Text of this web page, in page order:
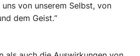
von unserem Selbst, von
dem Geist.“